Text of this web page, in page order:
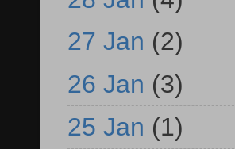
27 Jan (2)
26 Jan (3)
25 Jan (1)